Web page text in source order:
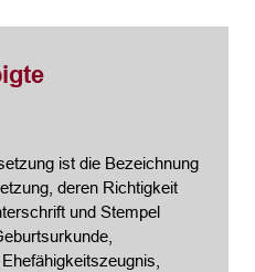
ist die Bezeichnung
deren Richtigkeit
und Stempel